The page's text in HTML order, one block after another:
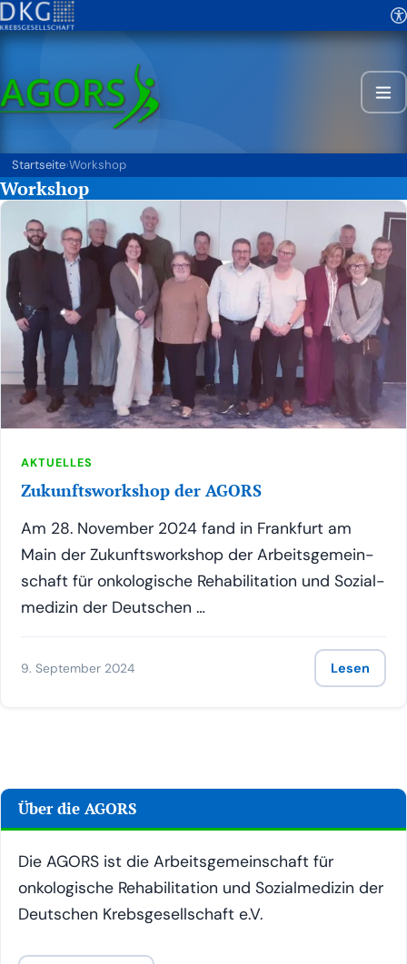
Startseite›Workshop
Workshop
AKTUELLES
Zukunftsworkshop der AGORS
Am 28. Novem­ber 2024 fand in Frank­furt am
Main der Zukunfts­work­shop der Arbeits­ge­mein­
schaft für onko­lo­gi­sche Reha­bi­li­ta­ti­on und Sozi­al­
me­di­zin der Deutschen …
9. September 2024 Lesen
Über die AGORS
Die AGORS ist die Arbeitsgemeinschaft für
onkologische Rehabilitation und Sozialmedizin der
Deutschen Krebsgesellschaft e.V.